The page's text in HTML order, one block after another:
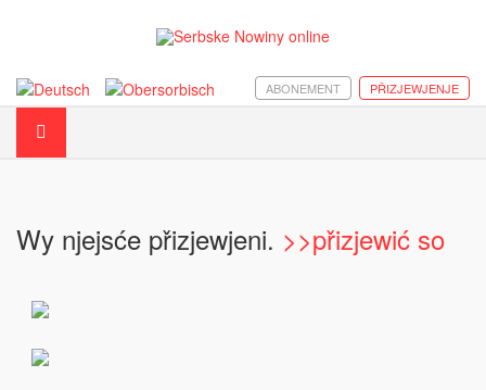
PŘIZJEWJENJE
ABONEMENT
Wy njejsće přizjewjeni. >>přizjewić so